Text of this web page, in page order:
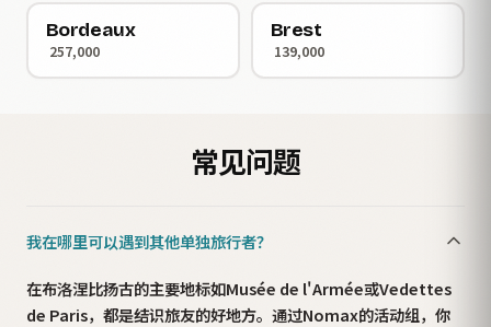
Bordeaux
257,000
Brest
139,000
常见问题
我在哪里可以遇到其他单独旅行者？
在布洛涅比扬古的主要地标如Musée de l'Armée或Vedettes
de Paris，都是结识旅友的好地方。通过Nomax的活动组，你